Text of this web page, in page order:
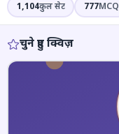
1,104कुल सेट 777MCQ
चुने हुए क्विज़